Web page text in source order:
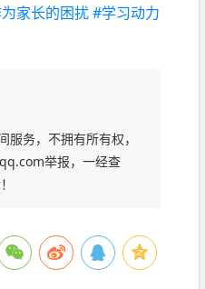
家长的困扰#学习动力
务，不拥有所有权，
举报，一经查